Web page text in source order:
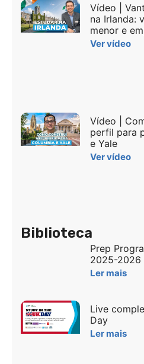
Vídeo |
na Irlanda:
menor e
Ver vídeo
Vídeo |
perfil para
e Yale
Ver vídeo
Biblioteca
Prep
2025-2026
Ler mais
Live
Day
Ler mais